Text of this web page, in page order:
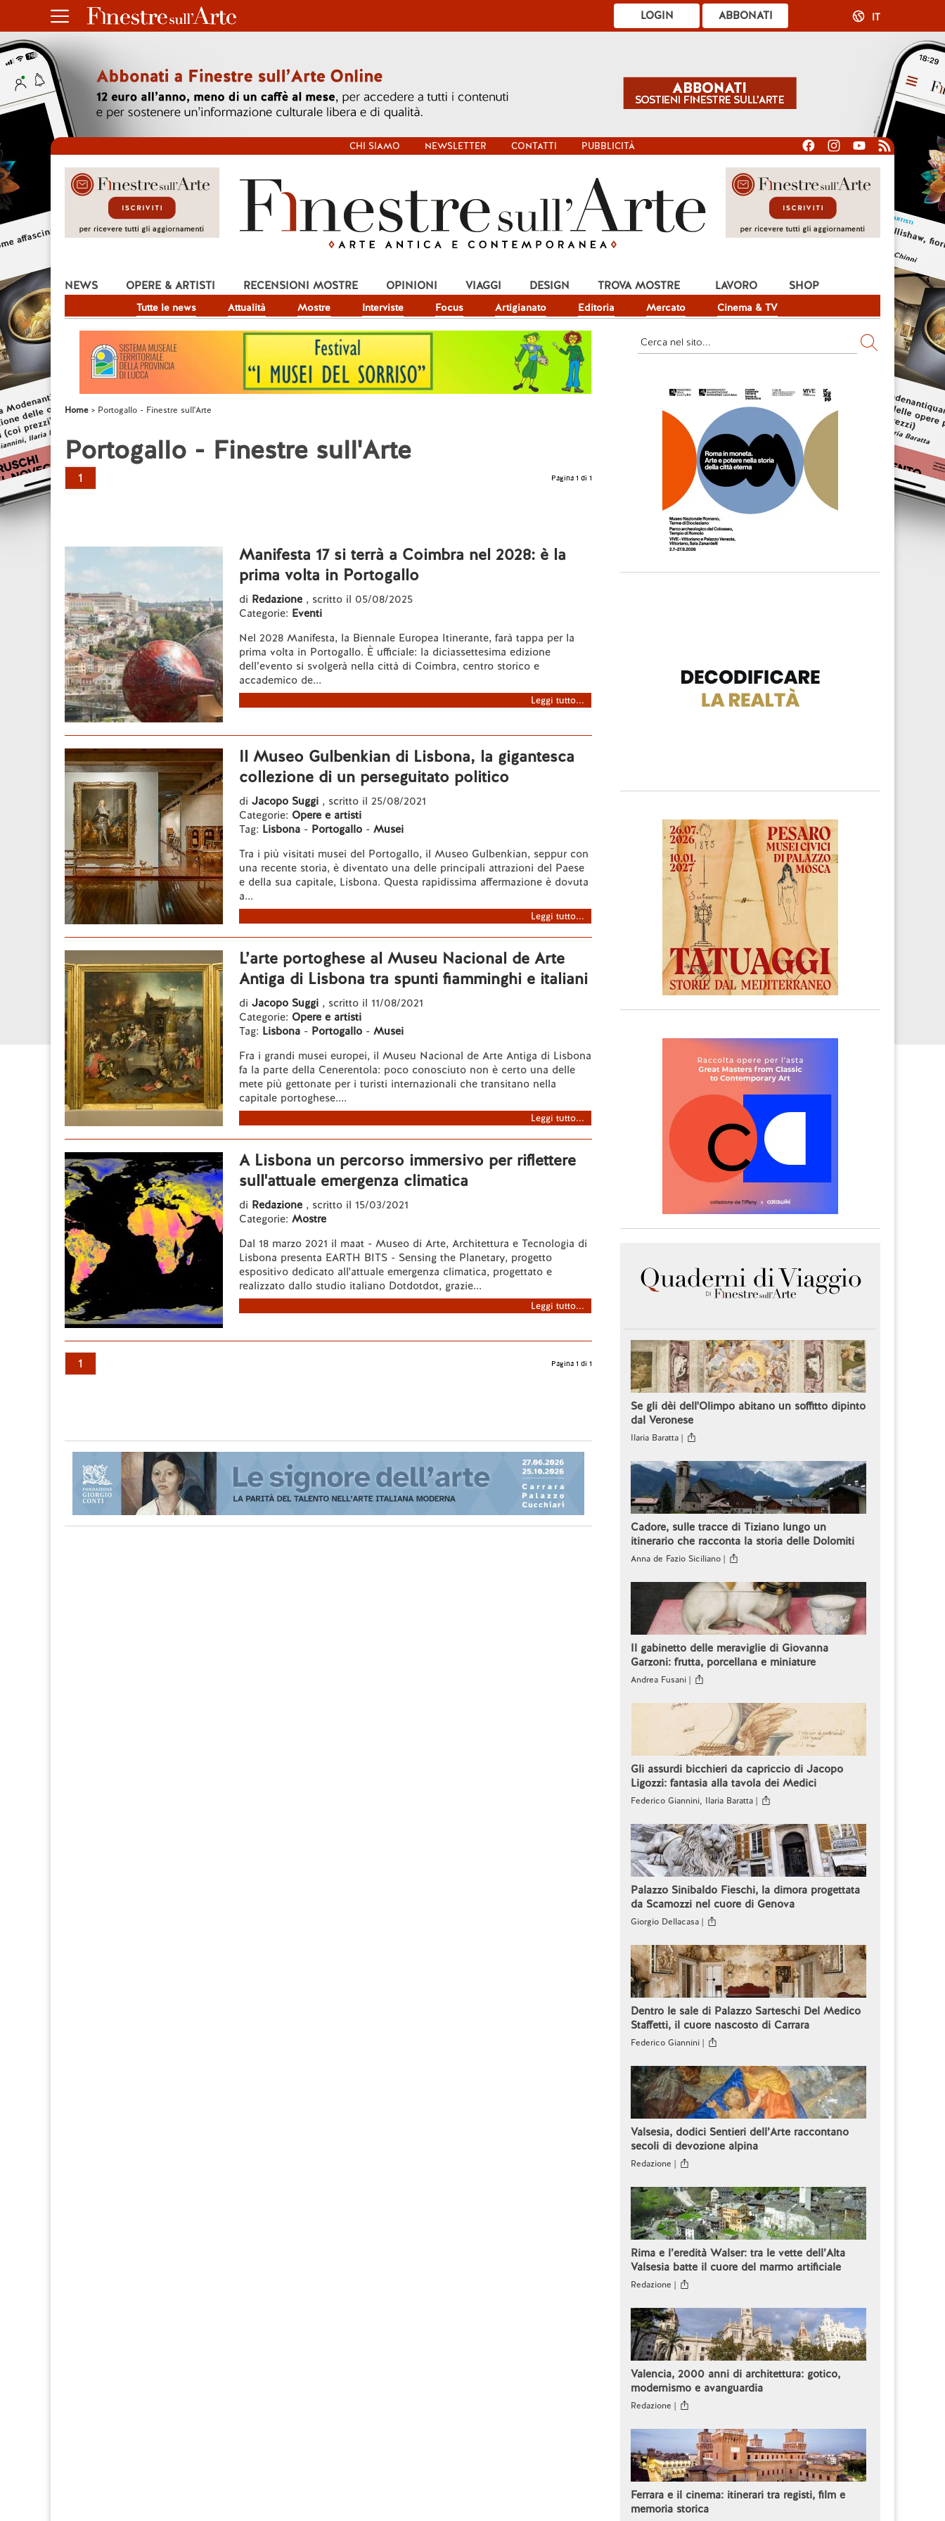
ABBONATI
LOGIN IT
CHI SIAMO NEWSLETTER CONTATTI PUBBLICITÀ
NEWS
Tutte le news Attualità Mostre Interviste Focus Artigianato Editoria Mercato Cinema & TV
OPERE & ARTISTI RECENSIONI MOSTRE OPINIONI VIAGGI DESIGN TROVA MOSTRE LAVORO SHOP
Home Portogallo - Finestre sull'Arte
Portogallo - Finestre sull'Arte
1 Pagina 1 di 1
Manifesta 17 si terrà a Coimbra nel 2028: è la
prima volta in Portogallo
di Redazione , scritto il 05/08/2025
Categorie: Eventi
Nel 2028 Manifesta, la Biennale Europea Itinerante, farà tappa per la
prima volta in Portogallo. È ufficiale: la diciassettesima edizione
dell’evento si svolgerà nella città di Coimbra, centro storico e
accademico de...
Leggi tutto...
Il Museo Gulbenkian di Lisbona, la gigantesca
collezione di un perseguitato politico
di Jacopo Suggi , scritto il 25/08/2021
Categorie: Opere e artisti
Tag: Lisbona - Portogallo - Musei
Tra i più visitati musei del Portogallo, il Museo Gulbenkian, seppur con
una recente storia, è diventato una delle principali attrazioni del Paese
e della sua capitale, Lisbona. Questa rapidissima affermazione è dovuta
a...
Leggi tutto...
L’arte portoghese al Museu Nacional de Arte
Antiga di Lisbona tra spunti fiamminghi e italiani
di Jacopo Suggi , scritto il 11/08/2021
Categorie: Opere e artisti
Tag: Lisbona - Portogallo - Musei
Fra i grandi musei europei, il Museu Nacional de Arte Antiga di Lisbona
fa la parte della Cenerentola: poco conosciuto non è certo una delle
mete più gettonate per i turisti internazionali che transitano nella
capitale portoghese....
Leggi tutto...
A Lisbona un percorso immersivo per riflettere
sull'attuale emergenza climatica
di Redazione , scritto il 15/03/2021
Categorie: Mostre
Dal 18 marzo 2021 il maat - Museo di Arte, Architettura e Tecnologia di
Lisbona presenta EARTH BITS - Sensing the Planetary, progetto
espositivo dedicato all'attuale emergenza climatica, progettato e
realizzato dallo studio italiano Dotdotdot, grazie...
Leggi tutto...
1 Pagina 1 di 1
Se gli dèi dell'Olimpo abitano un soffitto dipinto
dal Veronese
Ilaria Baratta |
Cadore, sulle tracce di Tiziano lungo un
itinerario che racconta la storia delle Dolomiti
Anna de Fazio Siciliano |
Il gabinetto delle meraviglie di Giovanna
Garzoni: frutta, porcellana e miniature
Andrea Fusani |
Gli assurdi bicchieri da capriccio di Jacopo
Ligozzi: fantasia alla tavola dei Medici
Federico Giannini, Ilaria Baratta |
Palazzo Sinibaldo Fieschi, la dimora progettata
da Scamozzi nel cuore di Genova
Giorgio Dellacasa |
Dentro le sale di Palazzo Sarteschi Del Medico
Staffetti, il cuore nascosto di Carrara
Federico Giannini |
Valsesia, dodici Sentieri dell’Arte raccontano
secoli di devozione alpina
Redazione |
Rima e l’eredità Walser: tra le vette dell’Alta
Valsesia batte il cuore del marmo artificiale
Redazione |
Valencia, 2000 anni di architettura: gotico,
modernismo e avanguardia
Redazione |
Ferrara e il cinema: itinerari tra registi, film e
memoria storica